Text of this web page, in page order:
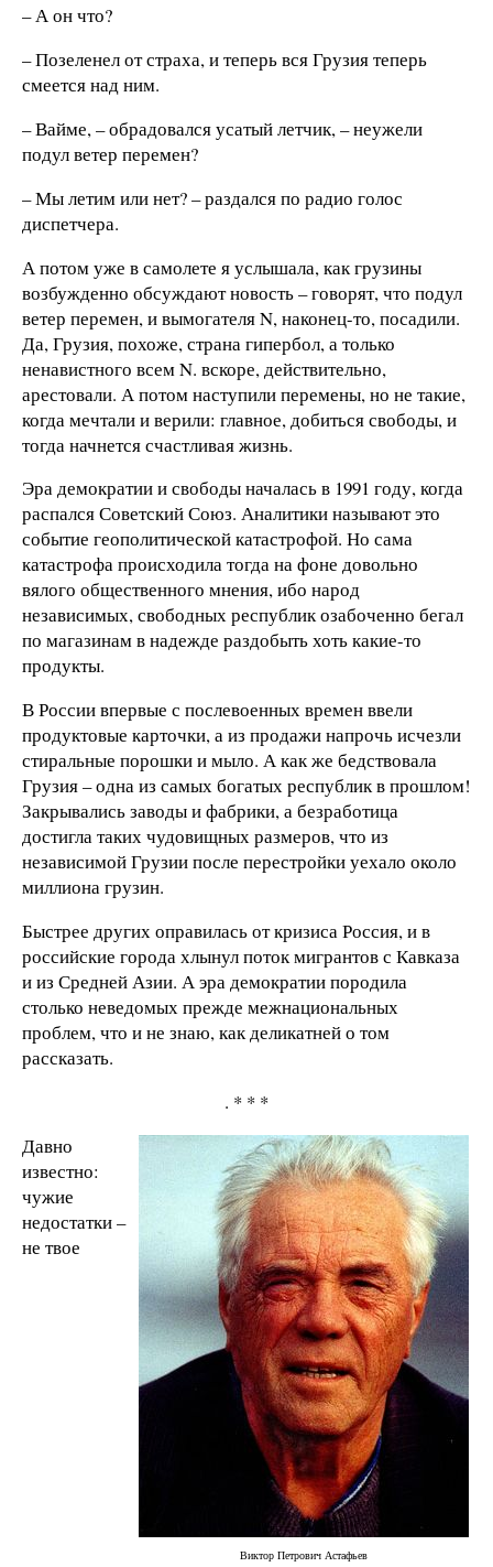
– А он что?
– Позеленел от страха, и теперь вся Грузия теперь
смеется над ним.
– Вайме, – обрадовался усатый летчик, – неужели
подул ветер перемен?
– Мы летим или нет? – раздался по радио голос
диспетчера.
А потом уже в самолете я услышала, как грузины
возбужденно обсуждают новость – говорят, что подул
ветер перемен, и вымогателя N, наконец-то, посадили.
Да, Грузия, похоже, страна гипербол, а только
ненавистного всем N. вскоре, действительно,
арестовали. А потом наступили перемены, но не такие,
когда мечтали и верили: главное, добиться свободы, и
тогда начнется счастливая жизнь.
Эра демократии и свободы началась в 1991 году, когда
распался Советский Союз. Аналитики называют это
событие геополитической катастрофой. Но сама
катастрофа происходила тогда на фоне довольно
вялого общественного мнения, ибо народ
независимых, свободных республик озабоченно бегал
по магазинам в надежде раздобыть хоть какие-то
продукты.
В России впервые с послевоенных времен ввели
продуктовые карточки, а из продажи напрочь исчезли
стиральные порошки и мыло. А как же бедствовала
Грузия – одна из самых богатых республик в прошлом!
Закрывались заводы и фабрики, а безработица
достигла таких чудовищных размеров, что из
независимой Грузии после перестройки уехало около
миллиона грузин.
Быстрее других оправилась от кризиса Россия, и в
российские города хлынул поток мигрантов с Кавказа
и из Средней Азии. А эра демократии породила
столько неведомых прежде межнациональных
проблем, что и не знаю, как деликатней о том
рассказать.
. * * *
Виктор Петрович Астафьев
Давно
известно:
чужие
недостатки –
не твое